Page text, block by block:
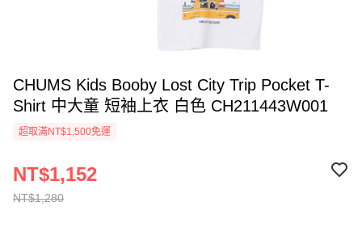
CHUMS Kids Booby Lost City Trip Pocket T-
Shirt 中大童 短袖上衣 白色 CH211443W001
超取滿NT$1,500免運
NT$1,280
NT$1,152